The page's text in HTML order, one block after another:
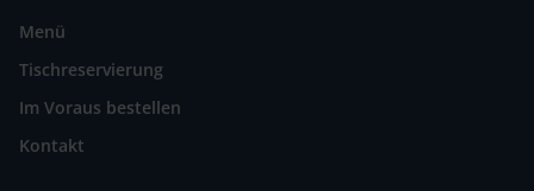
Menü
Tischreservierung
Im Voraus bestellen
Kontakt